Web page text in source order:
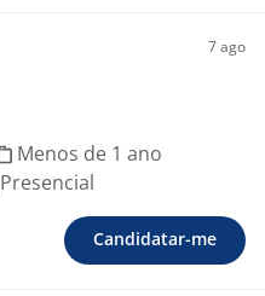
7 ago
Menos de 1 ano
Presencial
Candidatar-me